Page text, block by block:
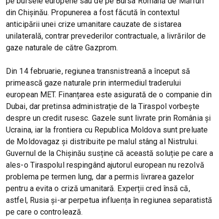
din Chișinău. Propunerea a fost făcută în contextul
anticipării unei crize umanitare cauzate de sistarea
unilaterală, contrar prevederilor contractuale, a livrărilor de
gaze naturale de către Gazprom.
Din 14 februarie, regiunea transnistreană a început să
primească gaze naturale prin intermediul traderului
european MET. Finanțarea este asigurată de o companie din
Dubai, dar pretinsa administrație de la Tiraspol vorbește
despre un credit rusesc. Gazele sunt livrate prin România și
Ucraina, iar la frontiera cu Republica Moldova sunt preluate
de Moldovagaz și distribuite pe malul stâng al Nistrului.
Guvernul de la Chișinău susține că această soluție pe care a
ales-o Tiraspolul respingând ajutorul european nu rezolvă
problema pe termen lung, dar a permis livrarea gazelor
pentru a evita o criză umanitară. Experții cred însă că,
astfel, Rusia și-ar perpetua influența în regiunea separatistă
pe care o controlează.